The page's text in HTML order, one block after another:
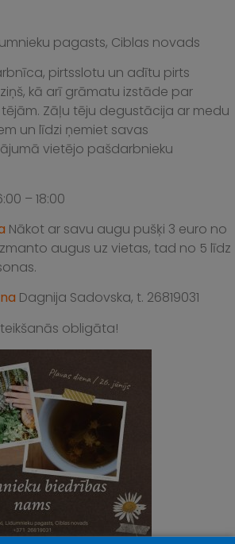
pagasts, Ciblas novads
pirtsslotu un adītu pirts
kā arī grāmatu izstāde par
Zāļu tēju degustācija ar medu
un līdzi ņemiet savas
vietējo pašdarbnieku
– 18:00
Nākot ar savu augu pušķi 3 euro no
augus uz vietas, tad no 5 līdz
Dagnija Sadovska, t. 26819031
obligāta!